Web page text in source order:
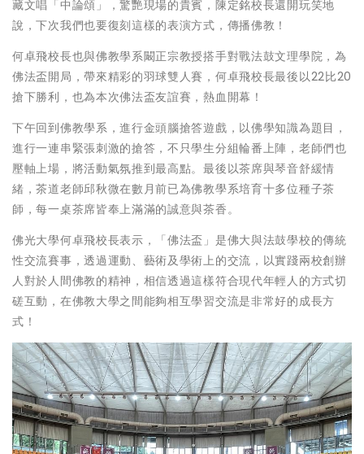
藏文唱「中論頌」，驚艷現場的貴賓，陳定銘校長還開玩笑地
說，下次我們也要復刻這樣的表演方式，傳播佛教！
何卓飛校長也與佛教學系闞正宗教授搭手對戰法鼓文理學院，為
佛法盃開局，帶來精彩的羽球雙人賽，何卓飛校長最後以22比20
搶下勝利，也為本次佛法盃友誼賽，熱血開幕！
下午回到佛教學系，進行金頭腦搶答遊戲，以佛學知識為題目，
進行一連串緊張刺激的搶答，不只學生分組輪番上陣，老師們也
壓軸上場，將活動氣氛推到最高點。最後以茶席與琴音舒緩情
緒，茶道老師邱秋微在數月前已為佛教學系培育十多位種子茶
師，每一桌茶席皆奉上滿滿的誠意與茶香。
佛光大學何卓飛校長表示，「佛法盃」是佛大與法鼓學校的傳統
性交流賽事，透過運動、藝術及學術上的交流，以實踐兩校創辦
人對於人間佛教的精神，相信透過這樣符合現代年輕人的方式切
磋互動，在佛教大學之間能夠相互學習交流是非常好的成長方
式！